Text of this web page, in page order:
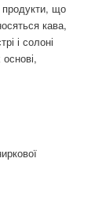
продукти, що
кава,
і солоні